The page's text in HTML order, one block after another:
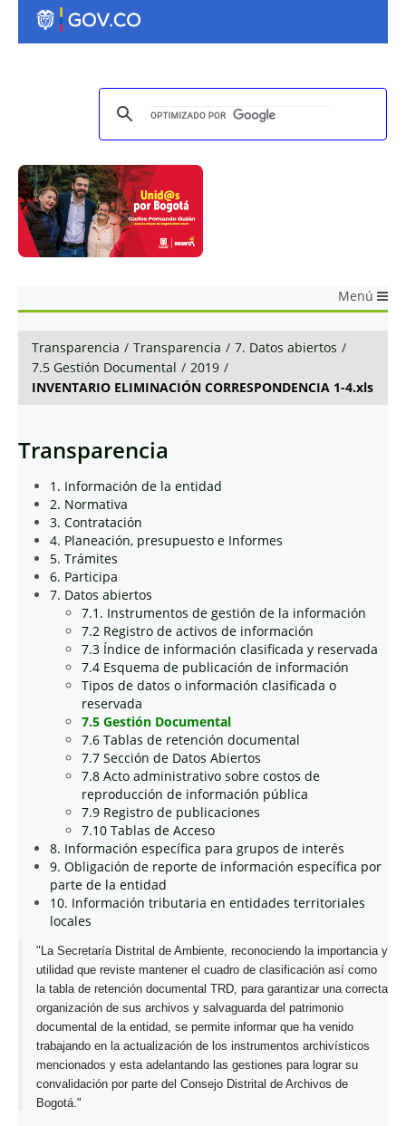
Menú
Transparencia / Transparencia / 7. Datos abiertos /
7.5 Gestión Documental / 2019 /
INVENTARIO ELIMINACIÓN CORRESPONDENCIA 1-4.xls
Transparencia
1. Información de la entidad
2. Normativa
3. Contratación
4. Planeación, presupuesto e Informes
5. Trámites
6. Participa
7. Datos abiertos
7.1. Instrumentos de gestión de la información
7.2 Registro de activos de información
7.3 Índice de información clasificada y reservada
7.4 Esquema de publicación de información
Tipos de datos o información clasificada o
reservada
7.5 Gestión Documental
7.6 Tablas de retención documental
7.7 Sección de Datos Abiertos
7.8 Acto administrativo sobre costos de
reproducción de información pública
7.9 Registro de publicaciones
7.10 Tablas de Acceso
8. Información específica para grupos de interés
9. Obligación de reporte de información específica por
parte de la entidad
10. Información tributaria en entidades territoriales
locales
"La Secretaría Distrital de Ambiente, reconociendo la importancia y
utilidad que reviste mantener el cuadro de clasificación así como
la tabla de retención documental TRD, para garantizar una correcta
organización de sus archivos y salvaguarda del patrimonio
documental de la entidad, se permite informar que ha venido
trabajando en la actualización de los instrumentos archivísticos
mencionados y esta adelantando las gestiones para lograr su
convalidación por parte del Consejo Distrital de Archivos de
Bogotá."